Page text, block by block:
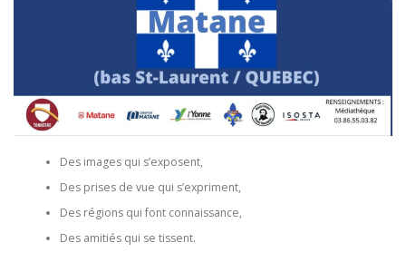
Des images qui s’exposent,
Des prises de vue qui s’expriment,
Des régions qui font connaissance,
Des amitiés qui se tissent.